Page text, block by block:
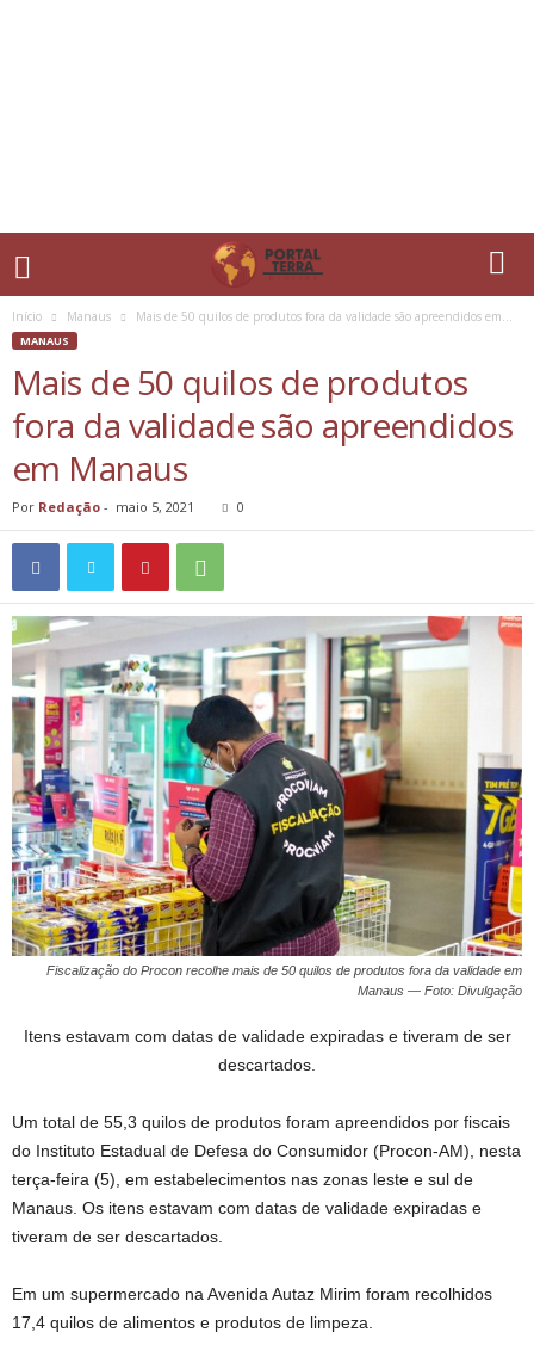
Início Manaus Mais de 50 quilos de produtos fora da validade são apreendidos em...
MANAUS
Mais de 50 quilos de produtos
fora da validade são apreendidos
em Manaus
Por Redação - maio 5, 2021 0
Fiscalização do Procon recolhe mais de 50 quilos de produtos fora da validade em
Manaus — Foto: Divulgação
Itens estavam com datas de validade expiradas e tiveram de ser
descartados.
Um total de 55,3 quilos de produtos foram apreendidos por fiscais
do Instituto Estadual de Defesa do Consumidor (Procon-AM), nesta
terça-feira (5), em estabelecimentos nas zonas leste e sul de
Manaus. Os itens estavam com datas de validade expiradas e
tiveram de ser descartados.
Em um supermercado na Avenida Autaz Mirim foram recolhidos
17,4 quilos de alimentos e produtos de limpeza.